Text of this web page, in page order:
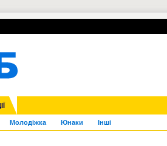
Молодіжка Юнаки Інші